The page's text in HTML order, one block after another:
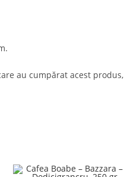
au cumpărat acest produs,